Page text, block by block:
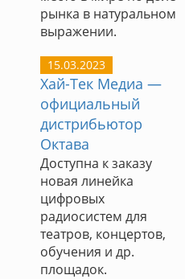
рынка в натуральном
выражении.
15.03.2023
Хай-Тек Медиа —
официальный
дистрибьютор
Октава
Доступна к заказу
новая линейка
цифровых
радиосистем для
театров, концертов,
обучения и др.
площадок.